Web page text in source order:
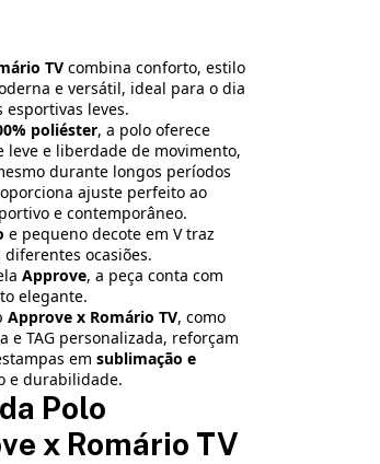
TVcombina conforto, estilo
e versátil, ideal para o dia
esportivas leves.
poliéster, a polo oferece
e liberdade de movimento,
durante longos períodos
ajuste perfeito ao
e contemporâneo.
e pequeno decote em V traz
ocasiões.
Approve, a peça conta com
elegante.
Approve x Romário TV, como
TAG personalizada, reforçam
em sublimação e
e durabilidade.
Polo
x Romário TV